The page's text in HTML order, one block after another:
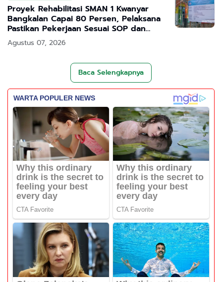
Proyek Rehabilitasi SMAN 1 Kwanyar
Bangkalan Capai 80 Persen, Pelaksana
Pastikan Pekerjaan Sesuai SOP dan
Transparan
Agustus 07, 2026
Baca Selengkapnya